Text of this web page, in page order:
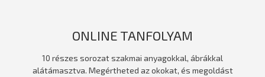
ONLINE TANFOLYAM
10 részes sorozat szakmai anyagokkal, ábrákkal
alátámasztva. Megértheted az okokat, és megoldást